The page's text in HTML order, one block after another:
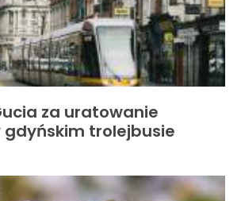
za uratowanie
gdyńskim trolejbusie